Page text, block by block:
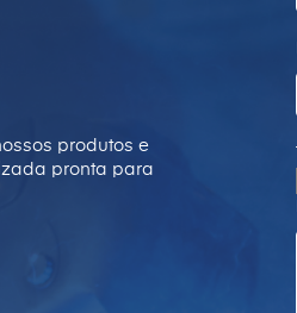
produtos e
pronta para